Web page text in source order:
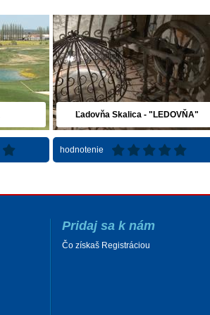
Ľadovňa Skalica - "LEDOVŇA"
hodnotenie
Pridaj sa k nám
Čo získaš Registráciou